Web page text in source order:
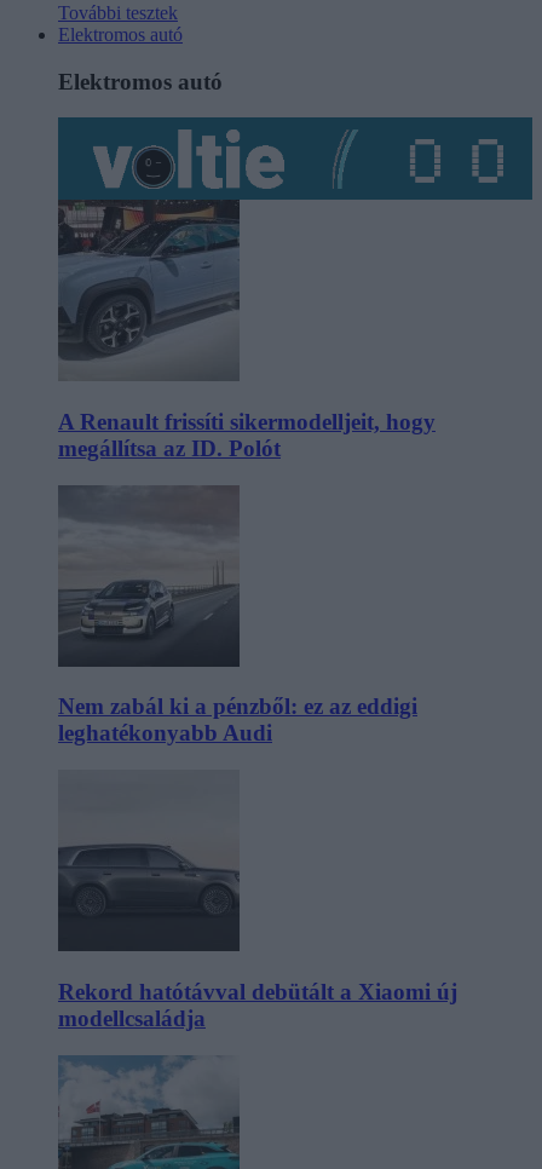
További tesztek
Elektromos autó
Elektromos autó
A Renault frissíti sikermodelljeit, hogy
megállítsa az ID. Polót
Nem zabál ki a pénzből: ez az eddigi
leghatékonyabb Audi
Rekord hatótávval debütált a Xiaomi új
modellcsaládja